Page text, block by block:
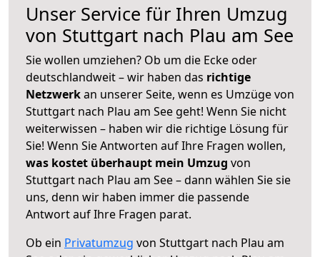
Unser Service für Ihren Umzug
von Stuttgart nach Plau am See
Sie wollen umziehen? Ob um die Ecke oder
deutschlandweit – wir haben das richtige
Netzwerkan unserer Seite, wenn es Umzüge von
Stuttgart nach Plau am See geht! Wenn Sie nicht
weiterwissen – haben wir die richtige Lösung für
Sie! Wenn Sie Antworten auf Ihre Fragen wollen,
was kostet überhaupt mein Umzug von
Stuttgart nach Plau am See – dann wählen Sie sie
uns, denn wir haben immer die passende
Antwort auf Ihre Fragen parat.
Ob ein Privatumzug von Stuttgart nach Plau am